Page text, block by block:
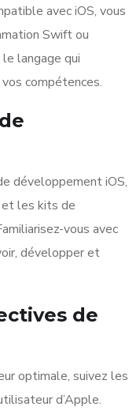
avec iOS, vous
Swift ou
langage qui
compétences.
développement iOS,
et les kits de
vous avec
développer et
de
optimale, suivez les
d’Apple.